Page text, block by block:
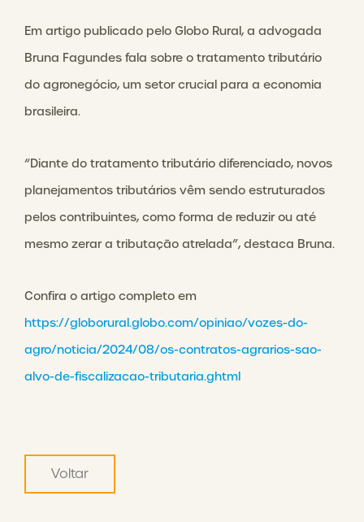
Em artigo publicado pelo Globo Rural, a advogada
Bruna Fagundes fala sobre o tratamento tributário
do agronegócio, um setor crucial para a economia
brasileira.
“Diante do tratamento tributário diferenciado, novos
planejamentos tributários vêm sendo estruturados
pelos contribuintes, como forma de reduzir ou até
mesmo zerar a tributação atrelada”, destaca Bruna.
Confira o artigo completo em
https://globorural.globo.com/opiniao/vozes-do-
agro/noticia/2024/08/os-contratos-agrarios-sao-
alvo-de-fiscalizacao-tributaria.ghtml
Voltar